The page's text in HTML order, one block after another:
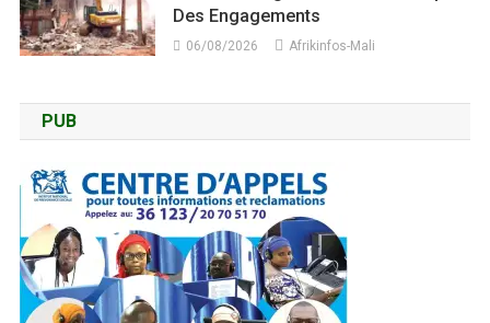
Des Engagements
06/08/2026 Afrikinfos-Mali
PUB